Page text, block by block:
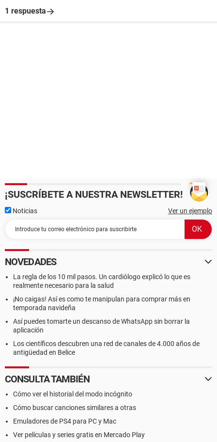
1 respuesta
¡SUSCRÍBETE A NUESTRA NEWSLETTER!
Noticias Ver un ejemplo
NOVEDADES
La regla de los 10 mil pasos. Un cardiólogo explicó lo que es
realmente necesario para la salud
¡No caigas! Así es como te manipulan para comprar más en
temporada navideña
Así puedes tomarte un descanso de WhatsApp sin borrar la
aplicación
Los científicos descubren una red de canales de 4.000 años de
antigüedad en Belice
CONSULTA TAMBIÉN
Cómo ver el historial del modo incógnito
Cómo buscar canciones similares a otras
Emuladores de PS4 para PC y Mac
Ver películas y series gratis en Mercado Play